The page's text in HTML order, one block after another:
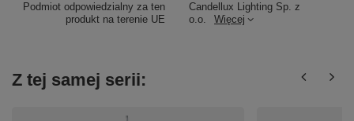
Podmiot odpowiedzialny za ten
produkt na terenie UE
Candellux Lighting Sp. z
o.o.
Więcej
Z tej samej serii: